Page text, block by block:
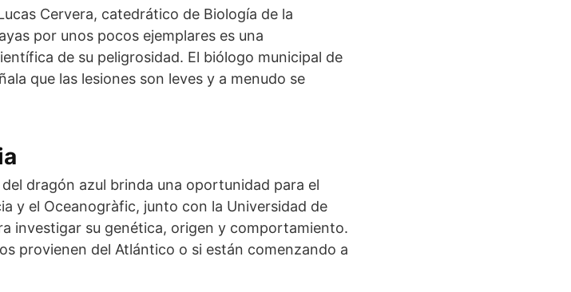
Cervera, catedrático de Biología de la
por unos pocos ejemplares es una
de su peligrosidad. El biólogo municipal de
que las lesiones son leves y a menudo se
dragón azul brinda una oportunidad para el
y el Oceanogràfic, junto con la Universidad de
investigar su genética, origen y comportamiento.
provienen del Atlántico o si están comenzando a